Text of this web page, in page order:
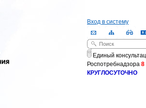
Вход в систему
Форма поиска
Поиск
Единый
Роспотребнадзора 8
КРУГЛОСУТОЧНО